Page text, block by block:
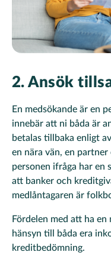
2. Ansök
En medsökande är en
innebär att ni båda är
betalas tillbaka enligt
en nära vän, en
personen ifråga har en
att banker och
medlåntagaren är
Fördelen med att ha
hänsyn till båda era
kreditbedömning.